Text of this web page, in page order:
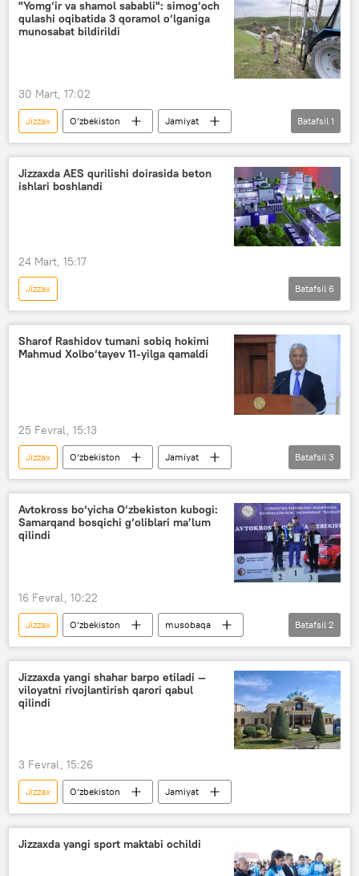
O‘zbekiston
"Yomg‘ir va shamol sababli": simog‘och
qulashi oqibatida 3 qoramol o‘lganiga
munosabat bildirildi
30 Mart, 17:02
Jizzax O‘zbekiston
Jamiyat
chorva
Batafsil 1
Jizzaxda AES qurilishi doirasida beton
ishlari boshlandi
24 Mart, 15:17
Jizzax
O‘zbekistonda atom elektrostansiyasi qurilishi
O‘zbekiston
Rossiya
Rosatom
Jamiyat
AES
Batafsil 6
Sharof Rashidov tumani sobiq hokimi
Mahmud Xolbo‘tayev 11-yilga qamaldi
25 Fevral, 15:13
Jizzax O‘zbekiston
Jamiyat
Jinoyat kodeksi
jinoyat
korrupsiya
Batafsil 3
Avtokross bo‘yicha O‘zbekiston kubogi:
Samarqand bosqichi g‘oliblari ma’lum
qilindi
16 Fevral, 10:22
Jizzax O‘zbekiston
musobaqa
avtomobil
Sport
Batafsil 2
Jizzaxda yangi shahar barpo etiladi —
viloyatni rivojlantirish qarori qabul
qilindi
3 Fevral, 15:26
Jizzax O‘zbekiston Jamiyat
Jizzaxda yangi sport maktabi ochildi